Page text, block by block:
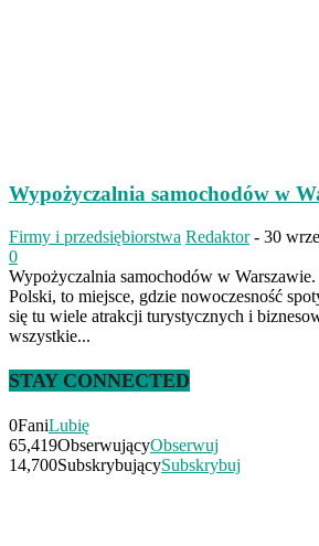
Wypożyczalnia samochodów w
Firmy i przedsiębiorstwa Redaktor - 30
0
Wypożyczalnia samochodów w Warszawie.
Polski, to miejsce, gdzie nowoczesność
się tu wiele atrakcji turystycznych i
wszystkie...
STAY CONNECTED
0FaniLubię
65,419ObserwującyObserwuj
14,700SubskrybującySubskrybuj